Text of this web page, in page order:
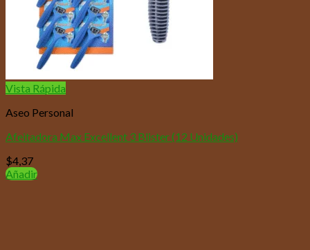
Vista Rápida
Aseo Personal
Afeitadora Max Excellent 3 Blister (12 Unidades)
$4,37
Añadir